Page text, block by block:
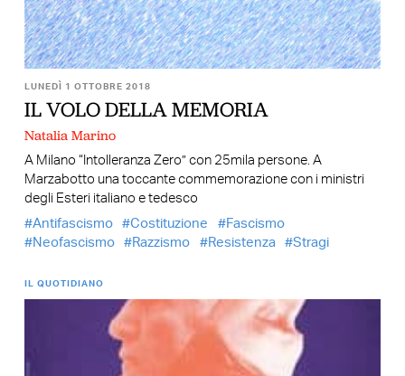
LUNEDÌ 1 OTTOBRE 2018
IL VOLO DELLA MEMORIA
Natalia Marino
A Milano “Intolleranza Zero” con 25mila persone. A
Marzabotto una toccante commemorazione con i ministri
degli Esteri italiano e tedesco
Antifascismo
Costituzione
Fascismo
Neofascismo
Razzismo Resistenza Stragi
IL QUOTIDIANO